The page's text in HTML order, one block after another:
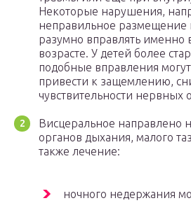
Некоторые нарушения,
неправильное размещение
разумно вправлять именно
возрасте. У детей более
подобные вправления
привести к защемлению,
чувствительности нервных
Висцеральное направлено
органов дыхания, малого
также лечение:
ночного недержания